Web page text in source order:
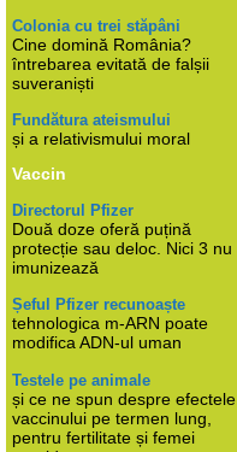
Colonia cu trei stăpâni
Cine domină România?
întrebarea evitată de falșii
suveraniști
Fundătura ateismului
și a relativismului moral
Vaccin
Directorul Pfizer
Două doze oferă puțină
protecție sau deloc. Nici 3 nu
imunizează
Șeful Pfizer recunoaște
tehnologica m-ARN poate
modifica ADN-ul uman
Testele pe animale
și ce ne spun despre efectele
vaccinului pe termen lung,
pentru fertilitate și femei